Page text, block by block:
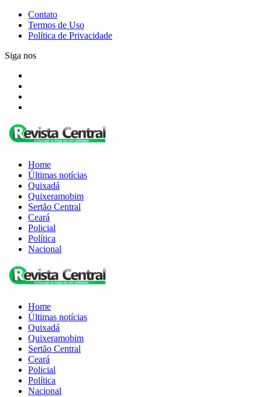
Contato
Termos de Uso
Política de Privacidade
Siga nos
Home
Últimas notícias
Quixadá
Quixeramobim
Sertão Central
Ceará
Policial
Política
Nacional
Home
Últimas notícias
Quixadá
Quixeramobim
Sertão Central
Ceará
Policial
Política
Nacional